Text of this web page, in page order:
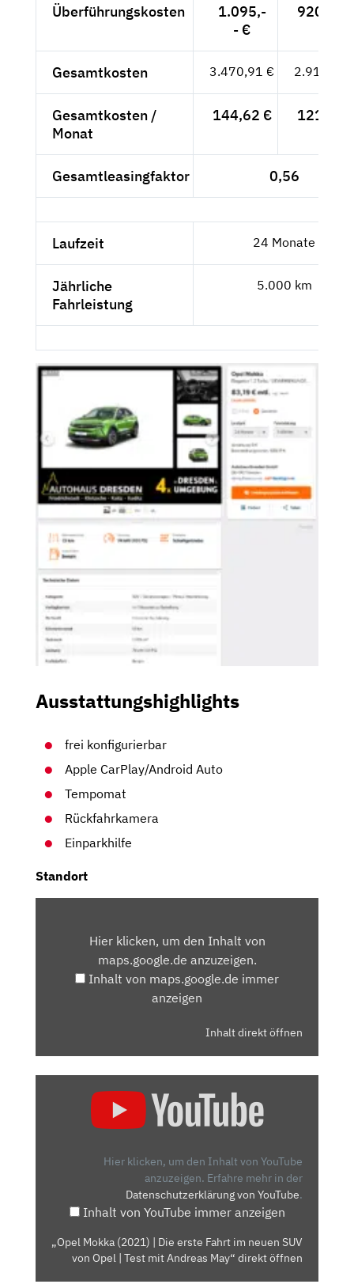
Überführungskosten
1.095,-
- €
920,17
Gesamtkosten 3.470,91 € 2.916,73
Gesamtkosten /
Monat
144,62 € 121,53
Gesamtleasingfaktor 0,56
Laufzeit 24 Monate
Jährliche
Fahrleistung
5.000 km
Ausstattungshighlights
frei konfigurierbar
Apple CarPlay/Android Auto
Tempomat
Rückfahrkamera
Einparkhilfe
Standort
MAPS.GOOGLE.DEHier klicken, um den Inhalt von
maps.google.de anzuzeigen.
Inhalt von maps.google.de immer
anzeigen
Inhalt direkt öffnen
NEUEN
Hier klicken, um den Inhalt von YouTube
anzuzeigen. Erfahre mehr in der
Datenschutzerklärung von YouTube.
Inhalt von YouTube immer anzeigen
„Opel Mokka (2021) | Die erste Fahrt im neuen SUV
von Opel | Test mit Andreas May“ direkt öffnen